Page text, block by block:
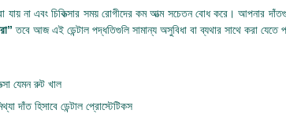
যায় না এবং চিকিত্সার সময় রোগীদের কম আত্ম সচেতন বোধ করে। আপনার
তবে আজ এই ডেন্টাল পদ্ধতিগুলি সামান্য অসুবিধা বা ব্যথার সাথে করা যেতে
যেমন রুট খাল
দাঁত হিসাবে ডেন্টাল প্রোস্টেটিকস